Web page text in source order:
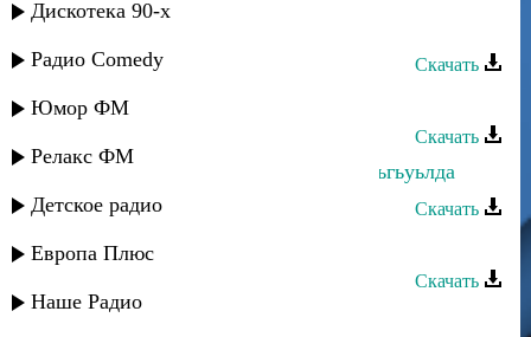
Дискотека 90-х
Радио Comedy
Юмор ФМ
Релакс ФМ
Детское радио
Европа Плюс
Наше Радио
Скачать
Гапцах группа - КIани яр
Скачать
Гапцах группа - Хамир масадан гуьгьуьлда
Скачать
Гапцах группа - Милана
Скачать
Гапцах группа - Гьайиф хьана